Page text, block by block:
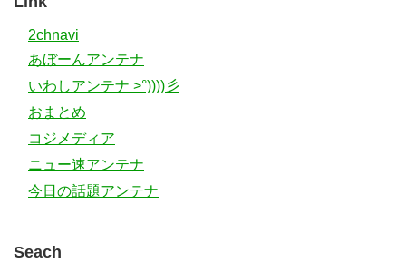
2chnavi
あぼーんアンテナ
いわしアンテナ >°))))彡
おまとめ
コジメディア
ニュー速アンテナ
今日の話題アンテナ
Seach